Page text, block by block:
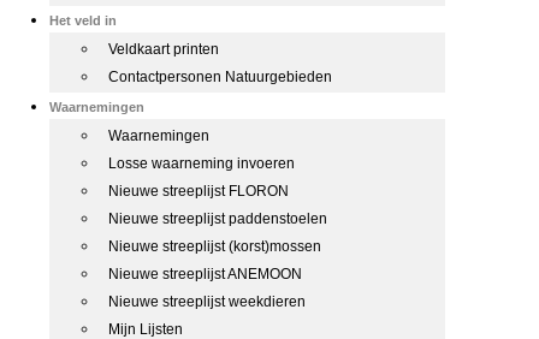
Het veld in
Veldkaart printen
Contactpersonen Natuurgebieden
Waarnemingen
Waarnemingen
Losse waarneming invoeren
Nieuwe streeplijst FLORON
Nieuwe streeplijst paddenstoelen
Nieuwe streeplijst (korst)mossen
Nieuwe streeplijst ANEMOON
Nieuwe streeplijst weekdieren
Mijn Lijsten